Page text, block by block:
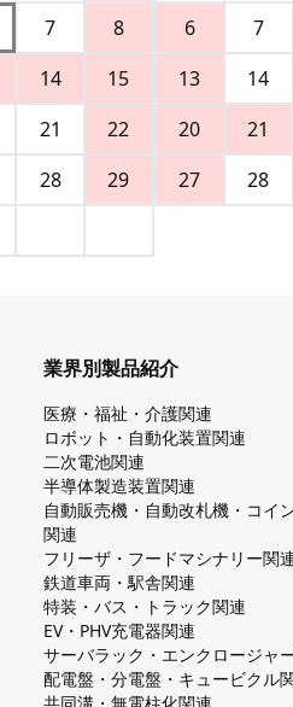
7
8
14
15
21
22
28
29
6
7
13
14
20
21
27
28
業界別製品紹介
医療・福祉・介護関連
ロボット・自動化装置関連
二次電池関連
半導体製造装置関連
自動販売機・自動改札機・コイ
関連
フリーザ・フードマシナリー関
鉄道車両・駅舎関連
特装・バス・トラック関連
EV・PHV充電器関連
サーバラック・エンクロージャ
配電盤・分電盤・キュービクル